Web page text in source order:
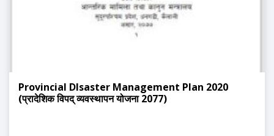
Provincial DIsaster Management Plan 2020
(प्रादेशिक विपद् व्यवस्थापन योजना 2077)